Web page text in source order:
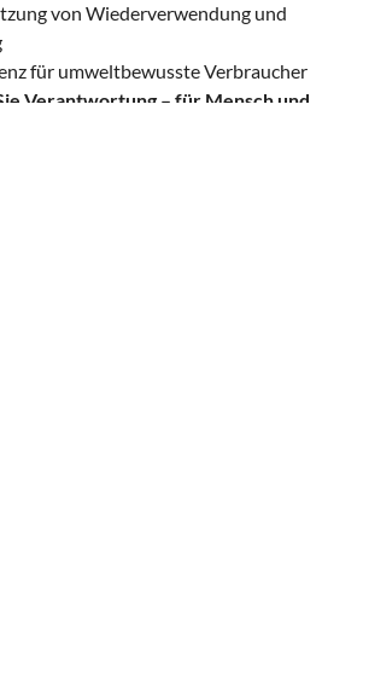
von Wiederverwendung und
für umweltbewusste Verbraucher
Verantwortung – für Mensch und